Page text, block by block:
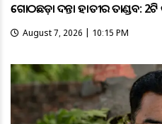
ଗୋଠଛଡ଼ା ଦନ୍ତା ହାତୀର ତାଣ୍ଡବ: 2ଟି
August 7, 2026 | 10:15 PM